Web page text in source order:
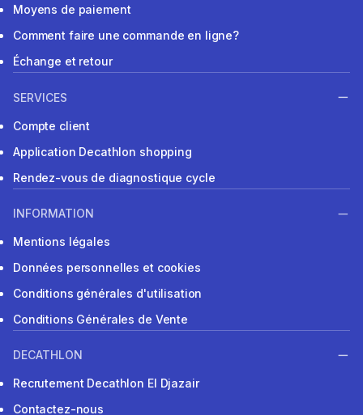
Moyens de paiement
Comment faire une commande en ligne?
Échange et retour
SERVICES
Compte client
Application Decathlon shopping
Rendez-vous de diagnostique cycle
INFORMATION
Mentions légales
Données personnelles et cookies
Conditions générales d'utilisation
Conditions Générales de Vente
DECATHLON
Recrutement Decathlon El Djazair
Contactez-nous